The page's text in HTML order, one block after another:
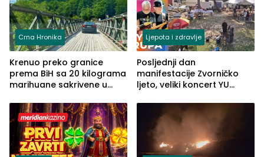
Crna Hronika
Krenuo preko granice
prema BiH sa 20 kilograma
marihuane sakrivene u
Ljepota i zdravlje
Posljednji dan
manifestacije Zvorničko
ljeto, veliki koncert YU
ove godine